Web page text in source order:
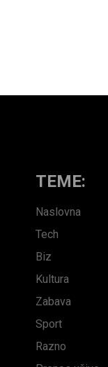
TEME:
Naslovna
Tech
Biz
Kultura
Zabava
Sport
Razno